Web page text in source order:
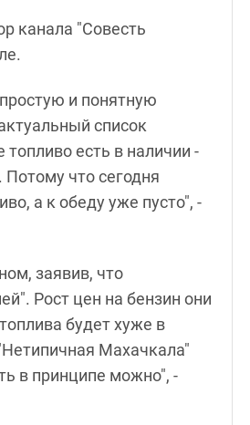
канала "Совесть
и понятную
список
есть в наличии -
что сегодня
а к обеду уже пусто", -
заявив, что
Рост цен на бензин они
будет хуже в
Махачкала"
в принципе можно", -